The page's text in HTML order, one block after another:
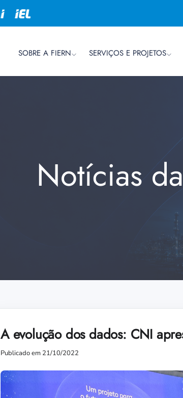
SOBRE A FIERN SERVIÇOS E PROJETOS
Notícias
A evolução dos dados: CNI
Publicado em 21/10/2022